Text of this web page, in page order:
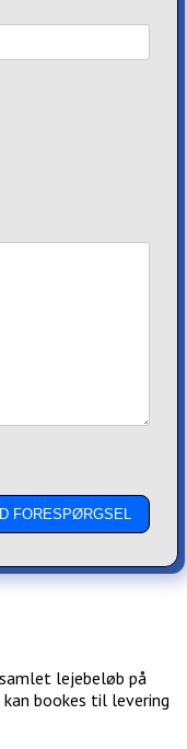
lejebeløb på
bookes til levering